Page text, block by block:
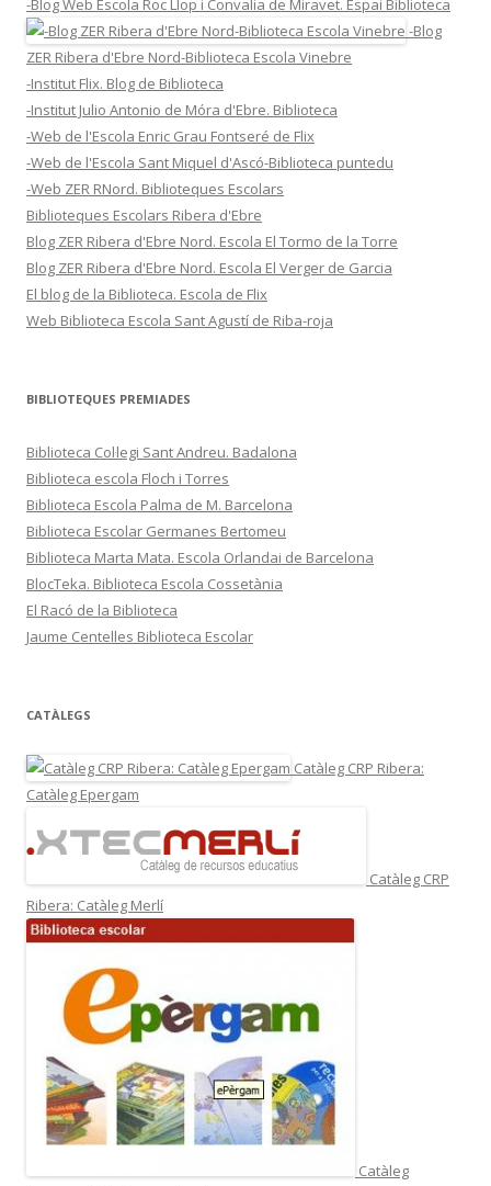
-Blog Web Escola Roc Llop i Convalia de Miravet. Espai Biblioteca
-Blog
ZER Ribera d'Ebre Nord-Biblioteca Escola Vinebre
-Institut Flix. Blog de Biblioteca
-Institut Julio Antonio de Móra d'Ebre. Biblioteca
-Web de l'Escola Enric Grau Fontseré de Flix
-Web de l'Escola Sant Miquel d'Ascó-Biblioteca puntedu
-Web ZER RNord. Biblioteques Escolars
Biblioteques Escolars Ribera d'Ebre
Blog ZER Ribera d'Ebre Nord. Escola El Tormo de la Torre
Blog ZER Ribera d'Ebre Nord. Escola El Verger de Garcia
El blog de la Biblioteca. Escola de Flix
Web Biblioteca Escola Sant Agustí de Riba-roja
BIBLIOTEQUES PREMIADES
Biblioteca Col·legi Sant Andreu. Badalona
Biblioteca escola Floch i Torres
Biblioteca Escola Palma de M. Barcelona
Biblioteca Escolar Germanes Bertomeu
Biblioteca Marta Mata. Escola Orlandai de Barcelona
BlocTeka. Biblioteca Escola Cossetània
El Racó de la Biblioteca
Jaume Centelles Biblioteca Escolar
CATÀLEGS
Catàleg CRP Ribera:
Catàleg Epergam
Catàleg CRP
Ribera: Catàleg Merlí
Catàleg